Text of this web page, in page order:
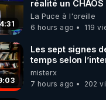
sur l’application
:
sur https://
réalité un
on répond
La Puce à l'oreille
6 hours ago
119
Les sept signes
temps selon
misterx
7 hours ago
202